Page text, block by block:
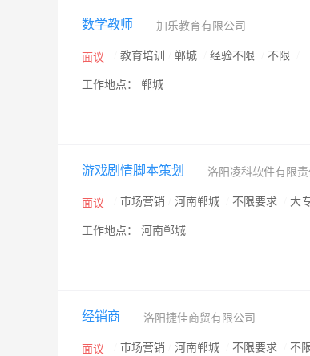
数学教师 加乐教育有限公司
面议 教育培训 郸城 经验不限 不限
工作地点： 郸城
游戏剧情脚本策划 洛阳凌科软件有限责
面议 市场营销 河南郸城 不限要求 大
工作地点： 河南郸城
经销商 洛阳捷佳商贸有限公司
面议 市场营销 河南郸城 不限要求 不